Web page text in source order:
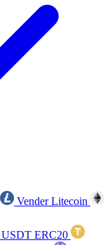
Vender Litecoin
USDT ERC20